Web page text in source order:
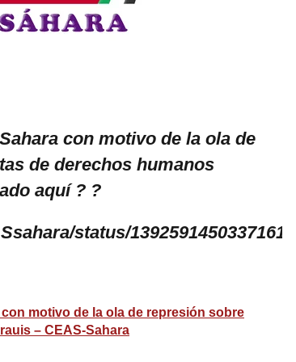
con motivo de la ola de
de derechos humanos
aquí ? ?
status/
motivo de la ola de represión sobre
– CEAS-Sahara